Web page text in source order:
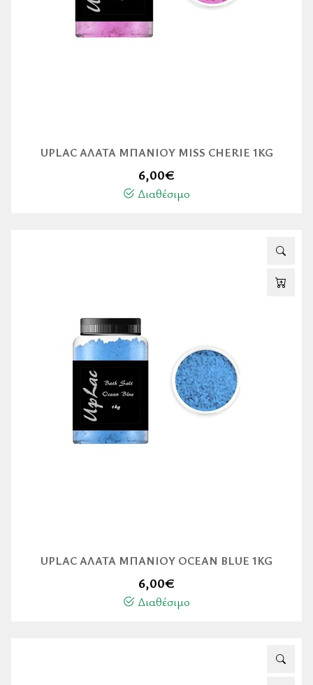
UPLAC ΆΛΑΤΑ ΜΠΆΝΙΟΥ MISS CHERIE 1KG
6,00€
Διαθέσιμο
UPLAC ΆΛΑΤΑ ΜΠΆΝΙΟΥ OCEAN BLUE 1KG
6,00€
Διαθέσιμο